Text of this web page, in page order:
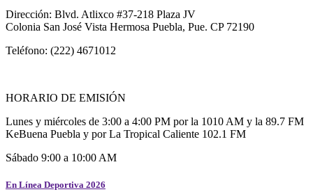
Dirección: Blvd. Atlixco #37-218 Plaza JV
Colonia San José Vista Hermosa Puebla, Pue. CP 72190
Teléfono: (222) 4671012
HORARIO DE EMISIÓN
Lunes y miércoles de 3:00 a 4:00 PM por la 1010 AM y la 89.7 FM
KeBuena Puebla y por La Tropical Caliente 102.1 FM
Sábado 9:00 a 10:00 AM
En Línea Deportiva 2026